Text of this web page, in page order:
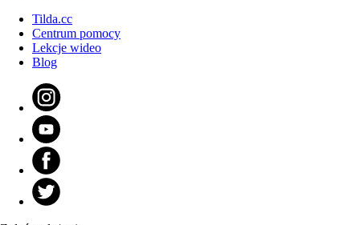
Tilda.cc
Centrum pomocy
Lekcje wideo
Blog